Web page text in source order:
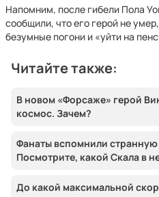
Напомним, после гибели Пола
сообщили, что его герой не
безумные погони и «уйти на
Читайте также:
В новом «Форсаже» герой
космос. Зачем?
Фанаты вспомнили
Посмотрите, какой Скала в
До какой максимальной